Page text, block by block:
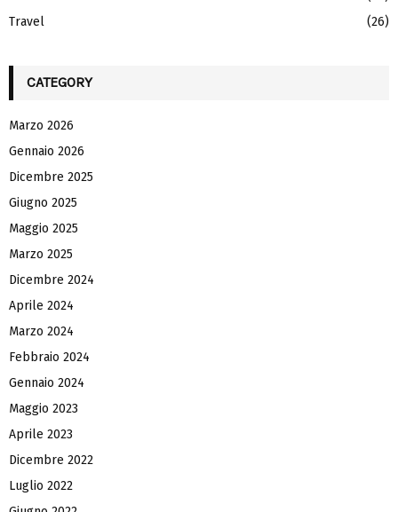
Travel
(26)
CATEGORY
Marzo 2026
Gennaio 2026
Dicembre 2025
Giugno 2025
Maggio 2025
Marzo 2025
Dicembre 2024
Aprile 2024
Marzo 2024
Febbraio 2024
Gennaio 2024
Maggio 2023
Aprile 2023
Dicembre 2022
Luglio 2022